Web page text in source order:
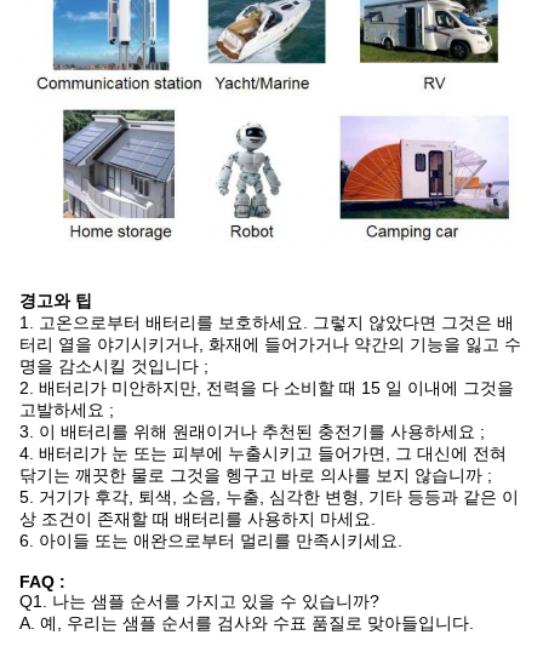
경고와 팁
1. 고온으로부터 배터리를 보호하세요. 그렇지 않았다면 그것은 배
터리 열을 야기시키거나, 화재에 들어가거나 약간의 기능을 잃고 수
명을 감소시킬 것입니다 ;
2. 배터리가 미안하지만, 전력을 다 소비할 때 15 일 이내에 그것을
고발하세요 ;
3. 이 배터리를 위해 원래이거나 추천된 충전기를 사용하세요 ;
4. 배터리가 눈 또는 피부에 누출시키고 들어가면, 그 대신에 전혀
닦기는 깨끗한 물로 그것을 헹구고 바로 의사를 보지 않습니까 ;
5. 거기가 후각, 퇴색, 소음, 누출, 심각한 변형, 기타 등등과 같은 이
상 조건이 존재할 때 배터리를 사용하지 마세요.
6. 아이들 또는 애완으로부터 멀리를 만족시키세요.
FAQ :
Q1. 나는 샘플 순서를 가지고 있을 수 있습니까?
A. 예, 우리는 샘플 순서를 검사와 수표 품질로 맞아들입니다.